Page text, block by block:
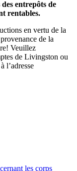
entrepôts de
rentables.
en vertu de la
de la
Veuillez
de Livingston ou
l’adresse
les corps